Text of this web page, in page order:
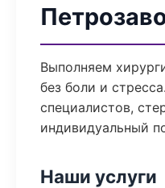
Выполняем
без боли и
специалистов,
индивидуальный
Наши услуги